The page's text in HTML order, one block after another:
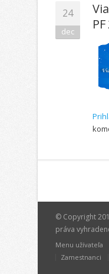
24
dec
© Copyright
práva
Menu užívateľa
Zamestnanci